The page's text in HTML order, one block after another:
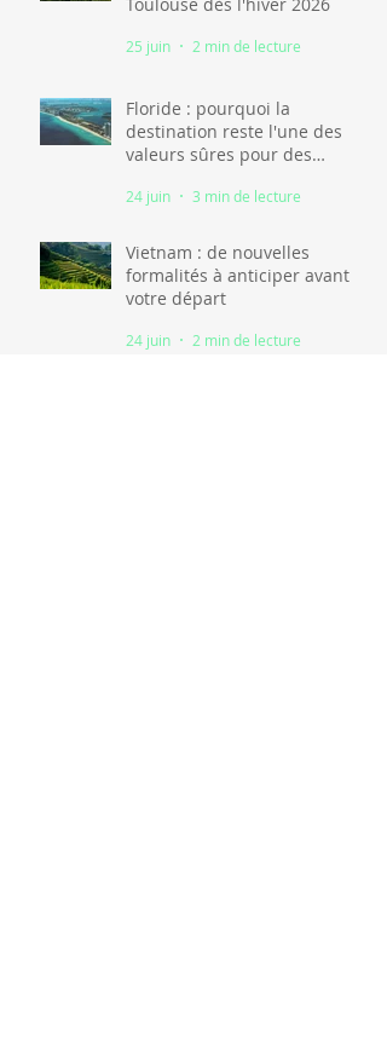
25 juin 2 min de lecture
Floride : pourquoi la
destination reste l'une des
valeurs sûres pour des
24 juin 3 min de lecture
Vietnam : de nouvelles
formalités à anticiper avant
votre départ
24 juin 2 min de lecture